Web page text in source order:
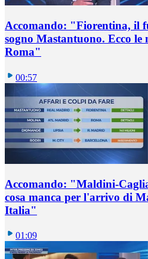
Accomando: "Fiorentina, il
sogno Mastantuono. Ecco le
Roma"
00:57
Accomando: "Maldini-
cosa manca per l'arrivo di
Italia"
01:09